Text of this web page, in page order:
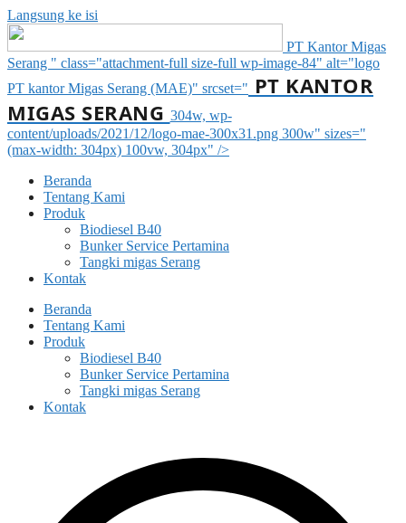
Langsung ke isi
PT Kantor Migas
Serang " class="attachment-full size-full wp-image-84" alt="logo
PT kantor Migas Serang (MAE)" srcset=" PT KANTOR
MIGAS SERANG 304w, wp-
content/uploads/2021/12/logo-mae-300x31.png 300w" sizes="
(max-width: 304px) 100vw, 304px" />
Beranda
Tentang Kami
Produk
Biodiesel B40
Bunker Service Pertamina
Tangki migas Serang
Kontak
Beranda
Tentang Kami
Produk
Biodiesel B40
Bunker Service Pertamina
Tangki migas Serang
Kontak